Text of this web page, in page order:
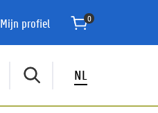
Mijn profiel
NL